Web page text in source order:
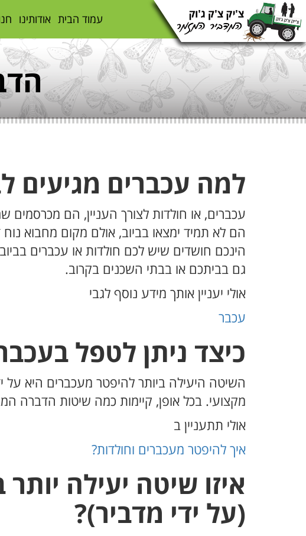
עמוד הבית אודותינו
למה עכברים מגיעים
עכברים, או חולדות לצורך העניין, הם
הם לא תמיד ימצאו בביוב, אולם מקום מחבוא
הינכם חושדים שיש לכם חולדות או עכברים
גם בביתכם או בבתי השכנים בקרוב.
אולי יעניין אותך מידע נוסף לגבי
עכבר
כיצד ניתן לטפל
השיטה היעילה ביותר להיפטר מעכברים היא
מקצועי. בכל אופן, קיימות כמה שיטות הדברה
אולי תתעניין ב
איך להיפטר מעכברים וחולדות?
איזו שיטה יעילה
(על ידי מדביר)?